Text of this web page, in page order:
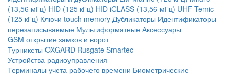
(13,56 мГц) HID (125 кГц) HID iCLASS (13,56 мГц) UHF Temic
(125 кГц) Ключи touch memory Дубликаторы Идентификаторы
перезаписываемые Мультиформатные Аксессуары
GSM открытие замков и ворот
Турникеты OXGARD Rusgate Smartec
Устройства радиоуправления
Терминалы учета рабочего времени Биометрические